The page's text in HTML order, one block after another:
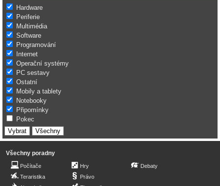
Hardware
Periferie
Multimédia
Software
Programování
Internet
Operační systémy
PC sestavy
Ostatní
Mobily a tablety
Notebooky
Připomínky
Pokec
Všechny poradny
Počítače
Teraristika
Hry
Právo
Debaty